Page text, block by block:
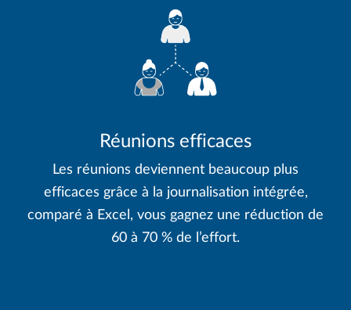
Réunions efficaces
Les réunions deviennent beaucoup plus
efficaces grâce à la journalisation intégrée,
comparé à Excel, vous gagnez une réduction de
60 à 70 % de l’effort.